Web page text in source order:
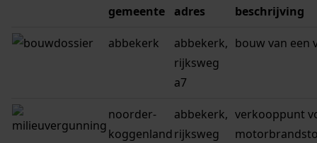
gemeente adres beschrijving
abbekerk
abbekerk,
rijksweg
a7
bouw van een
noorder-
koggenland
abbekerk,
rijksweg
verkooppunt